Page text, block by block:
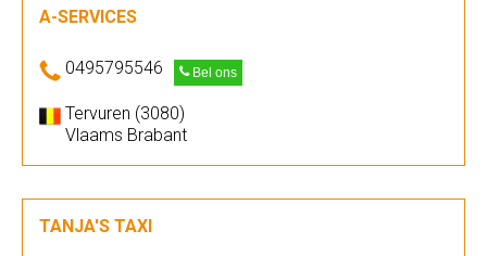
A-SERVICES
0495795546 Bel ons
Tervuren (3080)
Vlaams Brabant
TANJA'S TAXI